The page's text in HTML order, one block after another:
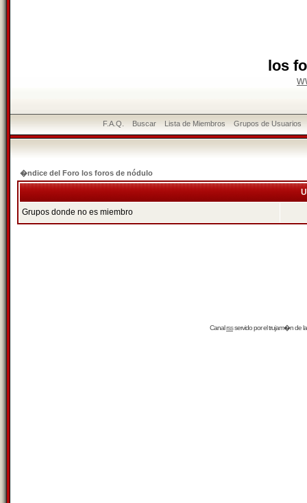
los
F.A.Q. Buscar Lista de Miembros Grupos de Usuarios
�ndice del Foro los foros de nódulo
Grupos donde no es miembro
Canalrssservido por eltrujam�nde